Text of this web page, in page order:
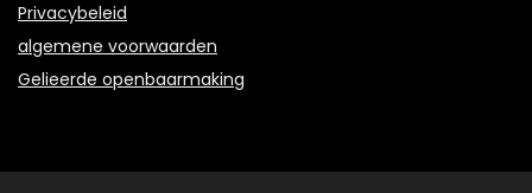
Privacybeleid
algemene voorwaarden
Gelieerde openbaarmaking